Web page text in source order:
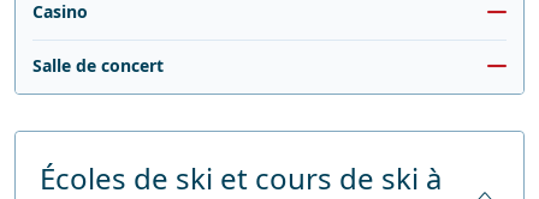
Casino
Salle de concert
Écoles de ski et cours de ski à